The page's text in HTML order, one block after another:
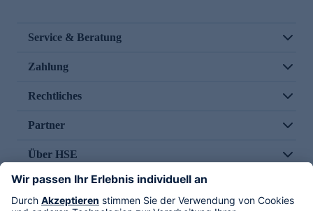
Service & Beratung
Zahlung
Rechtliches
Partner
Über HSE
Im TV